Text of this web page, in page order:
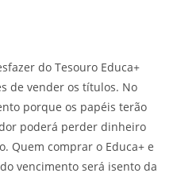
do Tesouro Educa+
de vender os títulos. No
porque os papéis terão
poderá perder dinheiro
Quem comprar o Educa+ e
vencimento será isento da